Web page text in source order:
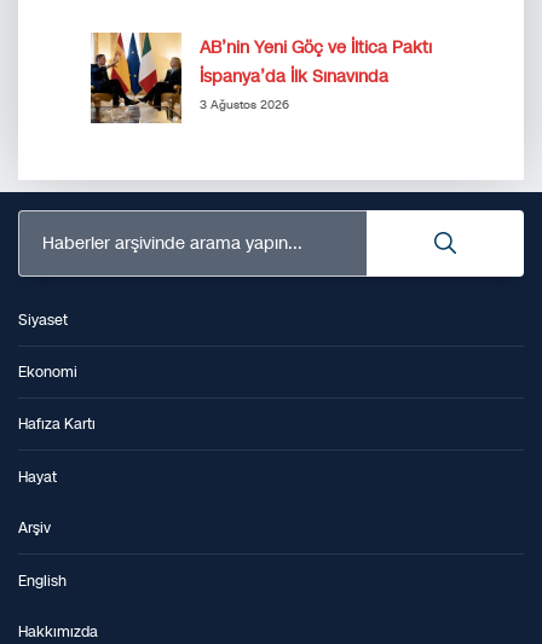
AB’nin Yeni Göç ve İltica Paktı
İspanya’da İlk Sınavında
3 Ağustos 2026
Haberler arşivinde arama yapın...
Siyaset
Ekonomi
Hafıza Kartı
Hayat
Arşiv
English
Hakkımızda